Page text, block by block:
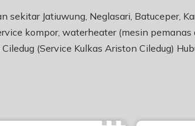
Jatiuwung, Neglasari, Batuceper,
kompor, waterheater (mesin pemanas
(Service Kulkas Ariston Ciledug)